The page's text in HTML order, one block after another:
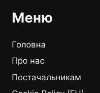
Меню
Головна
Про нас
Постачальникам